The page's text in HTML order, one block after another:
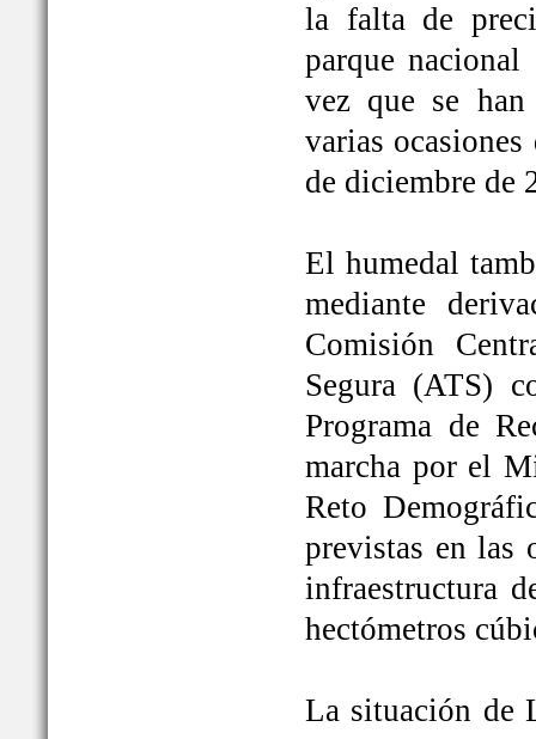
la falta de
parque
vez que se
varias
de diciembre de
El humedal
mediante
Comisión
Segura (ATS)
Programa de
marcha por el
Reto
previstas en las
infraestructura
hectómetros
La situación de